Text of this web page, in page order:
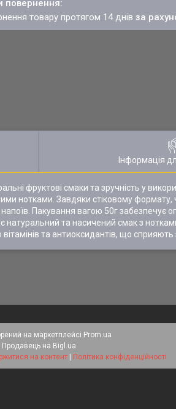
товару протягом 14 днівза
Інформація
фруктові смаки та зручність у
нотками. Завдяки стіковому
Пакування вагою 50г забезпечує
та насичений смак з нотками
та антиоксидантів, що сприяють
на маркетплейсі Prom.ua
Продавець на Bigl.ua
на контент Політика конфіденційності